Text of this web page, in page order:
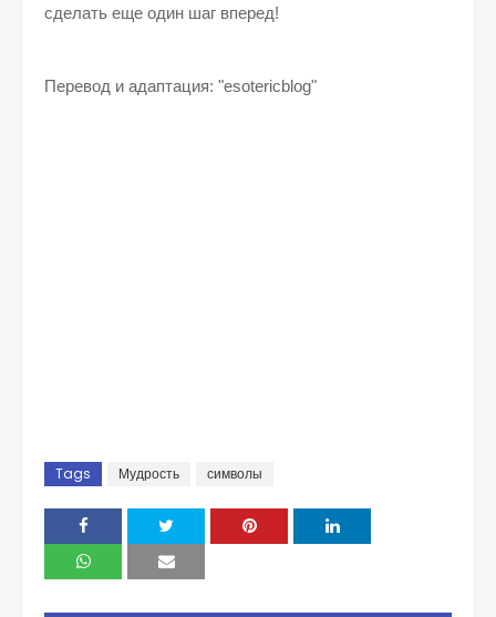
сделать еще один шаг вперед!
Перевод и адаптация: "esotericblog"
Tags Мудрость символы